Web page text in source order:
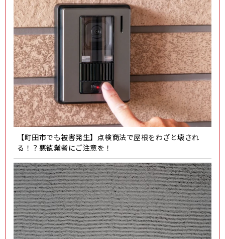
【町田市でも被害発生】点検商法で屋根をわざと壊され
る！？悪徳業者にご注意を！